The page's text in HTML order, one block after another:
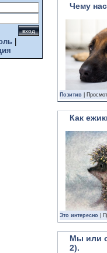
Чему
Позитив |
Как
Это интересно |
Мы или
2).